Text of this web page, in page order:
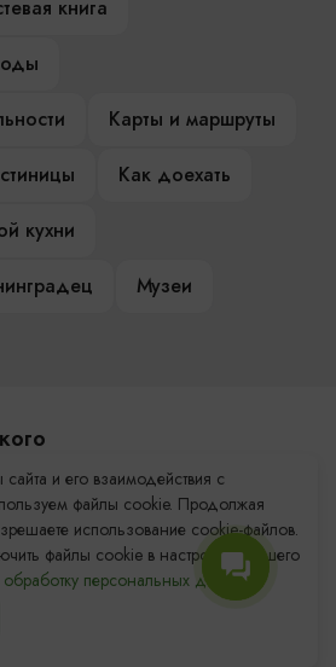
книга
Карты и маршруты
Как доехать
кухни
Музеи
центра
200
39
и его взаимодействия с
файлы cookie. Продолжая
использование cookie-файлов.
файлы cookie в настройках Вашего
персональных данных.